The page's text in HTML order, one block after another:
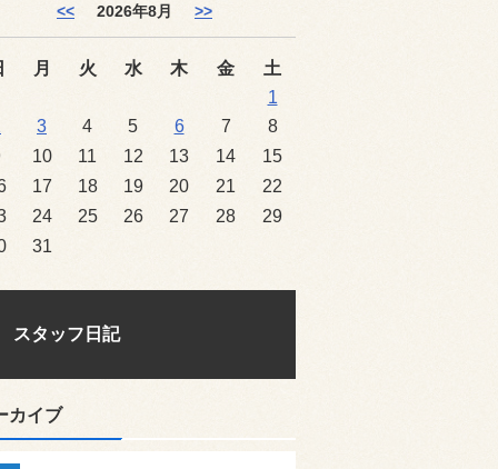
<< 2026年8月 >>
月 火 水 木 金
土
1
3 4 5 6 7
8
10 11 12 13 14
15
17 18 19 20 21
22
24 25 26 27 28
29
31
スタッフ日記
カイブ